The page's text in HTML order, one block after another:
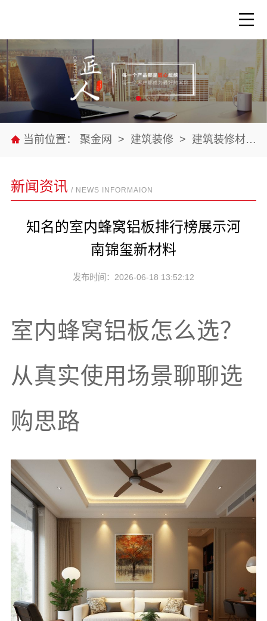
当前位置： 聚金网 > 建筑装修 > 建筑装修材料
新闻资讯 / NEWS INFORMAION
知名的室内蜂窝铝板排行榜展示河
南锦玺新材料
发布时间：2026-06-18 13:52:12
室内蜂窝铝板怎么选？
从真实使用场景聊聊选
购思路